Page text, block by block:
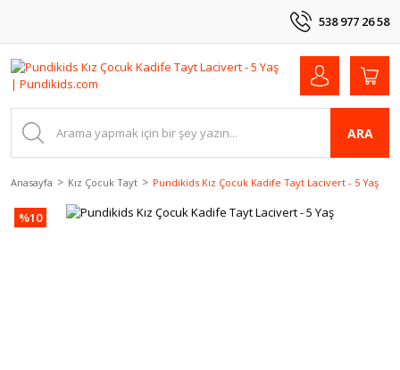
538 977 26 58
ARA
Anasayfa Kız Çocuk Tayt Pundikids Kız Çocuk Kadife Tayt Lacivert - 5 Yaş
%10